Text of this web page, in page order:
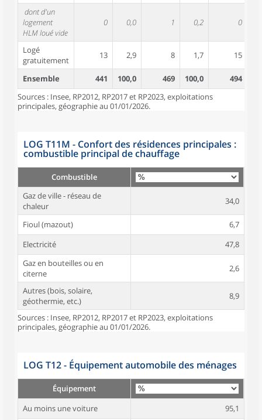
dont d'un
logement
HLM loué vide
0 0,0 1 0,2 0
Logé
gratuitement
13 2,9 8 1,7 15
Ensemble 441 100,0 469 100,0 494
Sources : Insee, RP2012, RP2017 et RP2023, exploitations
principales, géographie au 01/01/2026.
LOG T11M - Confort des résidences principales :
combustible principal de chauffage
Combustible
Gaz de ville - réseau de
chaleur
34,0
Fioul (mazout)
6,7
Electricité
47,8
Gaz en bouteilles ou en
citerne
2,6
Autres (bois, solaire,
géothermie, etc.)
8,9
Sources : Insee, RP2012, RP2017 et RP2023, exploitations
principales, géographie au 01/01/2026.
LOG T12 - Équipement automobile des ménages
Équipement
Au moins une voiture
95,1